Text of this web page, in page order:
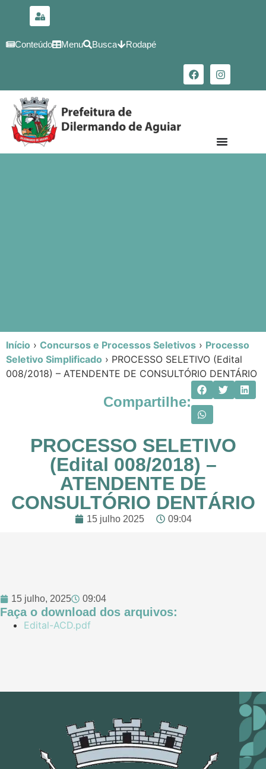
conteúdo
Conteúdo Menu Busca Rodapé
Início › Concursos e Processos Seletivos › Processo
Seletivo Simplificado › PROCESSO SELETIVO (Edital
008/2018) – ATENDENTE DE CONSULTÓRIO DENTÁRIO
Compartilhe:
PROCESSO SELETIVO
(Edital 008/2018) –
ATENDENTE DE
CONSULTÓRIO DENTÁRIO
15 julho 2025 09:04
15 julho, 2025 09:04
Faça o download dos arquivos:
Edital-ACD.pdf